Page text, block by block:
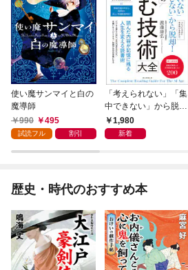
使い魔サンマイと白の
魔導師
990
495
試読フル 割引
「考えられない」「集
中できない」から脱
却！ AI時代の読む技
術大全
1,980
新着
歴史・時代のおすすめ本